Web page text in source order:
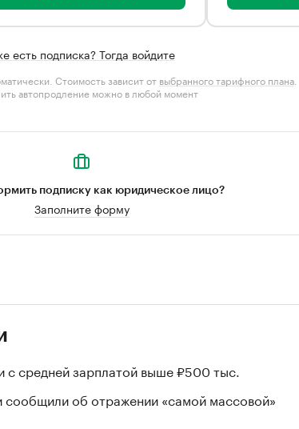
есть подписка? Тогда войдите
Стоимость зависит от выбранного тарифного плана.
автопродление можно в любой момент
подписку как юридическое лицо?
Заполните форму
с средней зарплатой выше ₽500 тыс.
сообщили об отражении «самой массовой»